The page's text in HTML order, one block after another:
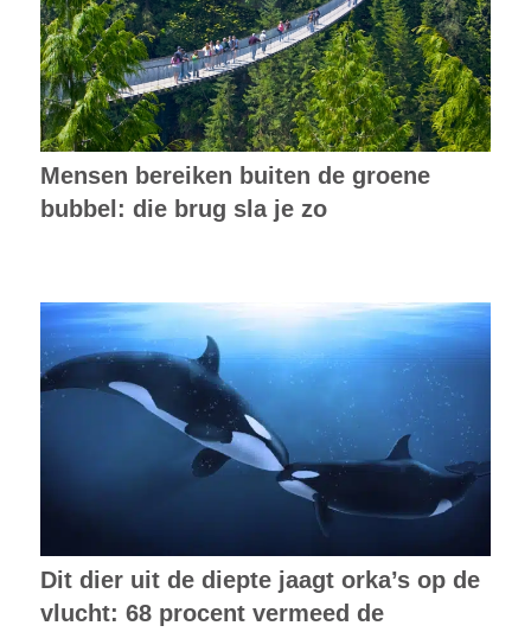
Mensen bereiken buiten de groene
bubbel: die brug sla je zo
Dit dier uit de diepte jaagt orka’s op de
vlucht: 68 procent vermeed de